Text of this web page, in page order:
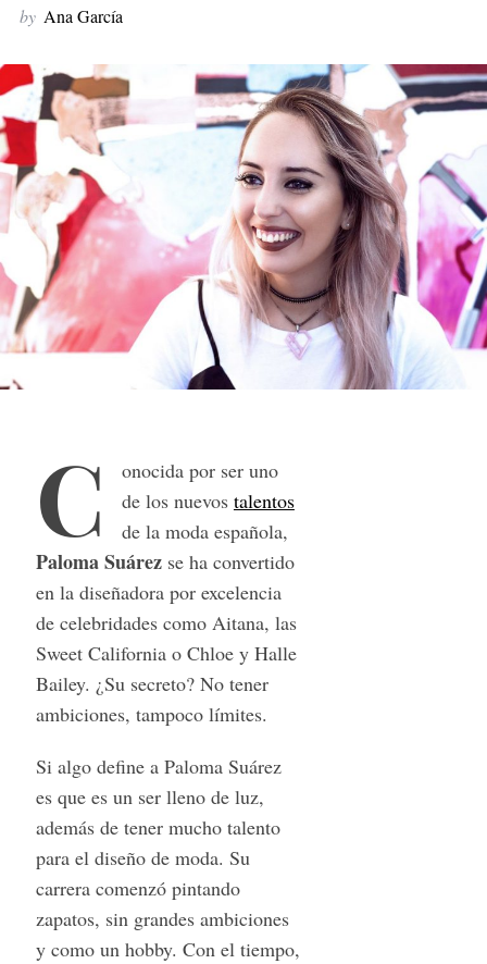
r
by Ana García
C
onocida por ser uno
de los nuevos talentos
de la moda española,
Paloma Suárezse ha convertido
en la diseñadora por excelencia
de celebridades como Aitana, las
Sweet California o Chloe y Halle
Bailey. ¿Su secreto? No tener
ambiciones, tampoco límites.
Si algo define a Paloma Suárez
es que es un ser lleno de luz,
además de tener mucho talento
para el diseño de moda. Su
carrera comenzó pintando
zapatos, sin grandes ambiciones
y como un hobby. Con el tiempo,